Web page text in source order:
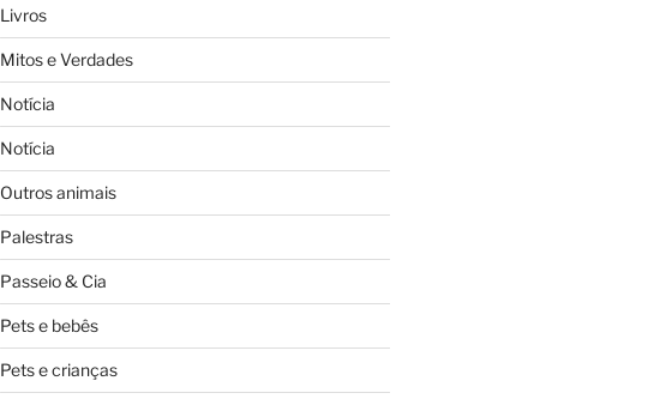
Livros
Mitos e Verdades
Notícia
Notícia
Outros animais
Palestras
Passeio & Cia
Pets e bebês
Pets e crianças